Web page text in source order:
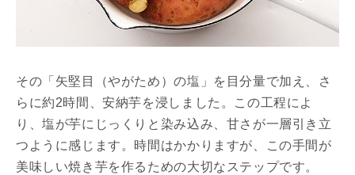
その「矢堅目（やがため）の塩」を目分量で加え、さ
らに約2時間、安納芋を浸しました。この工程によ
り、塩が芋にじっくりと染み込み、甘さが一層引き立
つように感じます。時間はかかりますが、この手間が
美味しい焼き芋を作るための大切なステップです。